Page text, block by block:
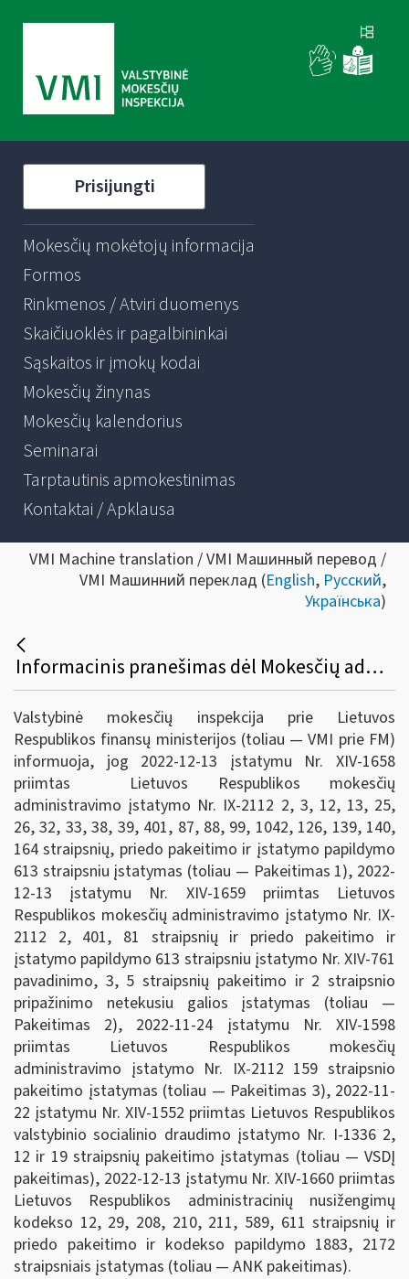
Prisijungti
Mokesčių mokėtojų informacija
Formos
Rinkmenos / Atviri duomenys
Skaičiuoklės ir pagalbininkai
Sąskaitos ir įmokų kodai
Mokesčių žinynas
Mokesčių kalendorius
Seminarai
Tarptautinis apmokestinimas
Kontaktai / Apklausa
VMI Machine translation / VMI Машинный перевод /
VMI Машинний переклад (English, Русский,
Українська)
Informacinis pranešimas dėl Mokesčių administravimo įstatymo, Valstybinio socialinio draudimo įstatymo, Administracinių nusižengimų kodekso pakeitimų.
Valstybinė mokesčių inspekcija prie Lietuvos
Respublikos finansų ministerijos (toliau — VMI prie FM)
informuoja, jog 2022-12-13 įstatymu Nr. XIV-1658
priimtas Lietuvos Respublikos mokesčių
administravimo įstatymo Nr. IX-2112 2, 3, 12, 13, 25,
26, 32, 33, 38, 39, 401, 87, 88, 99, 1042, 126, 139, 140,
164 straipsnių, priedo pakeitimo ir įstatymo papildymo
613 straipsniu įstatymas (toliau — Pakeitimas 1), 2022-
12-13 įstatymu Nr. XIV-1659 priimtas Lietuvos
Respublikos mokesčių administravimo įstatymo Nr. IX-
2112 2, 401, 81 straipsnių ir priedo pakeitimo ir
įstatymo papildymo 613 straipsniu įstatymo Nr. XIV-761
pavadinimo, 3, 5 straipsnių pakeitimo ir 2 straipsnio
pripažinimo netekusiu galios įstatymas (toliau —
Pakeitimas 2), 2022-11-24 įstatymu Nr. XIV-1598
priimtas Lietuvos Respublikos mokesčių
administravimo įstatymo Nr. IX-2112 159 straipsnio
pakeitimo įstatymas (toliau — Pakeitimas 3), 2022-11-
22 įstatymu Nr. XIV-1552 priimtas Lietuvos Respublikos
valstybinio socialinio draudimo įstatymo Nr. I-1336 2,
12 ir 19 straipsnių pakeitimo įstatymas (toliau — VSDĮ
pakeitimas), 2022-12-13 įstatymu Nr. XIV-1660 priimtas
Lietuvos Respublikos administracinių nusižengimų
kodekso 12, 29, 208, 210, 211, 589, 611 straipsnių ir
priedo pakeitimo ir kodekso papildymo 1883, 2172
straipsniais įstatymas (toliau — ANK pakeitimas).